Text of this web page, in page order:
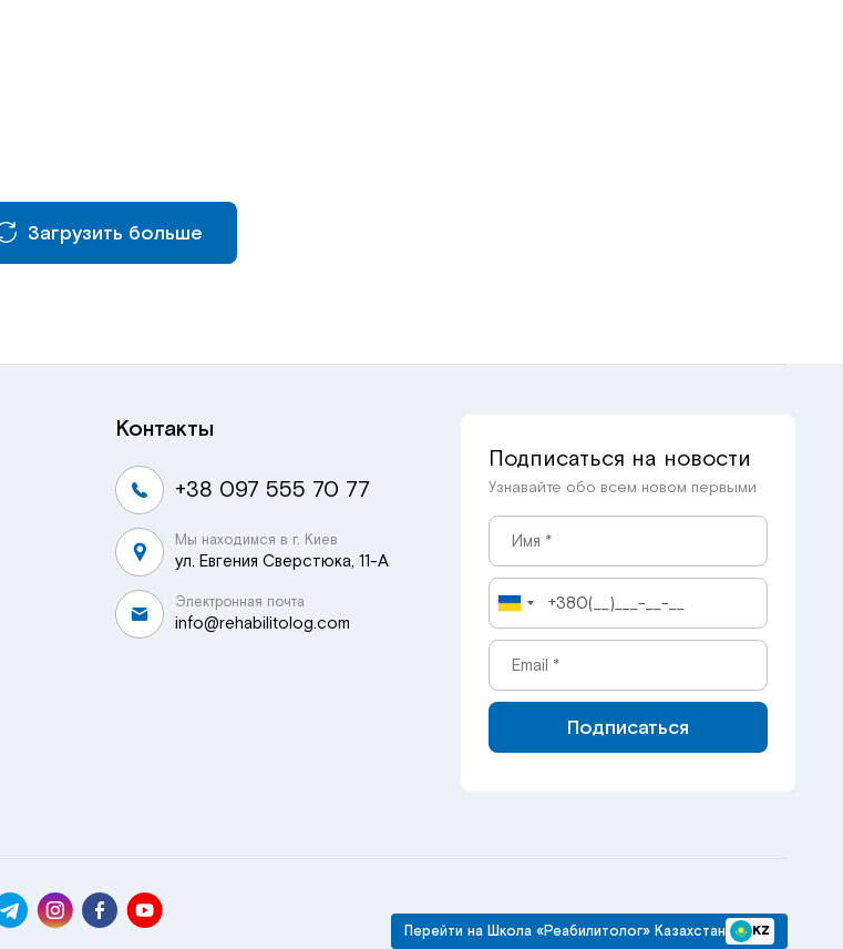
Загрузить больше
Контакты
+38 097 555 70 77
Мы находимся в г. Киев
ул. Евгения Сверстюка, 11-А
Электронная почта
info@rehabilitolog.com
Подписаться на новости
Узнавайте обо всем новом первыми
Подписаться
Перейти на Школа «Реабилитолог» Казахстан KZ